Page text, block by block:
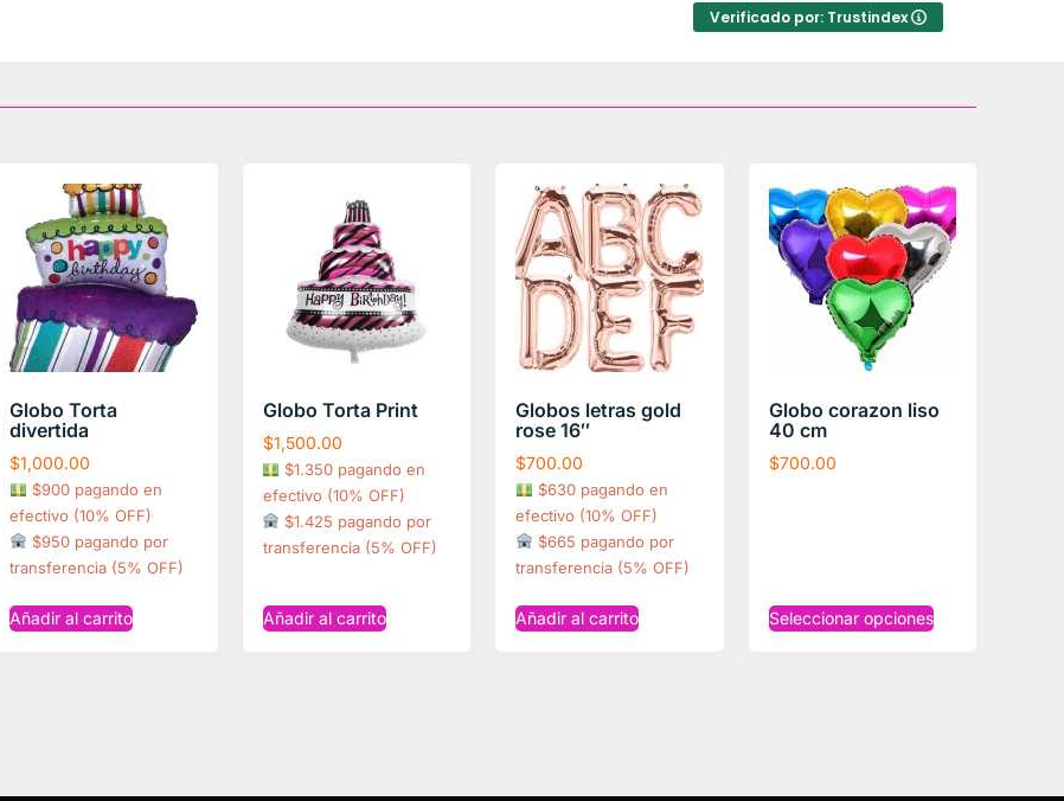
Verificado por: Trustindex
Globo Torta
divertida
$1,000.00
$900 pagando en
efectivo (10% OFF)
$950 pagando por
transferencia (5% OFF)
Añadir al carrito
Globo Torta Print
$1,500.00
$1.350 pagando en
efectivo (10% OFF)
$1.425 pagando por
transferencia (5% OFF)
Añadir al carrito
Globos letras gold
rose 16″
$700.00
$630 pagando en
efectivo (10% OFF)
$665 pagando por
transferencia (5% OFF)
Añadir al carrito
Globo corazon liso
40 cm
$700.00
Seleccionar opciones